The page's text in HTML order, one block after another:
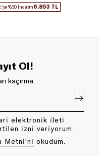
%30 İndirim6.853 TL
Ol!
kaçırma.
elektronik ileti
izni veriyorum.
Metni'ni okudum.